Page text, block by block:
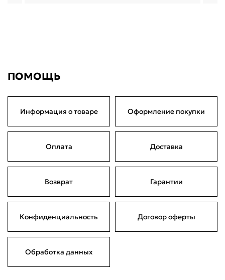
ПОМОЩЬ
Информация о товаре Оформление покупки
Оплата Доставка
Возврат Гарантии
Конфиденциальность Договор оферты
Обработка данных